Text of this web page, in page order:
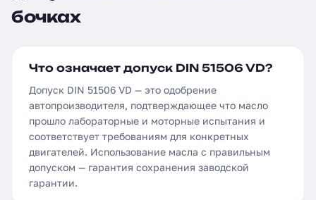
бочках
Что означает допуск DIN 51506 VD?
Допуск DIN 51506 VD — это одобрение
автопроизводителя, подтверждающее что масло
прошло лабораторные и моторные испытания и
соответствует требованиям для конкретных
двигателей. Использование масла с правильным
допуском — гарантия сохранения заводской
гарантии.